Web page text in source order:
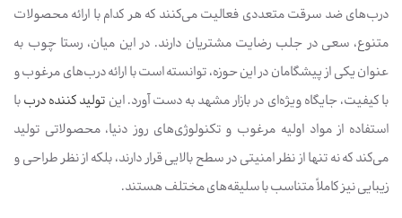
درب‌های ضد سرقت متعددی فعالیت می‌کنند که هر کدام با ارائه محصولات
متنوع، سعی در جلب رضایت مشتریان دارند. در این میان، رستا چوب به
عنوان یکی از پیشگامان در این حوزه، توانسته است با ارائه درب‌های مرغوب و
با کیفیت، جایگاه ویژه‌ای در بازار مشهد به دست آورد. این تولید کننده درببا
استفاده از مواد اولیه مرغوب و تکنولوژی‌های روز دنیا، محصولاتی تولید
می‌کند که نه تنها از نظر امنیتی در سطح بالایی قرار دارند، بلکه از نظر طراحی و
زیبایی نیز کاملاً متناسب با سلیقه‌های مختلف هستند.